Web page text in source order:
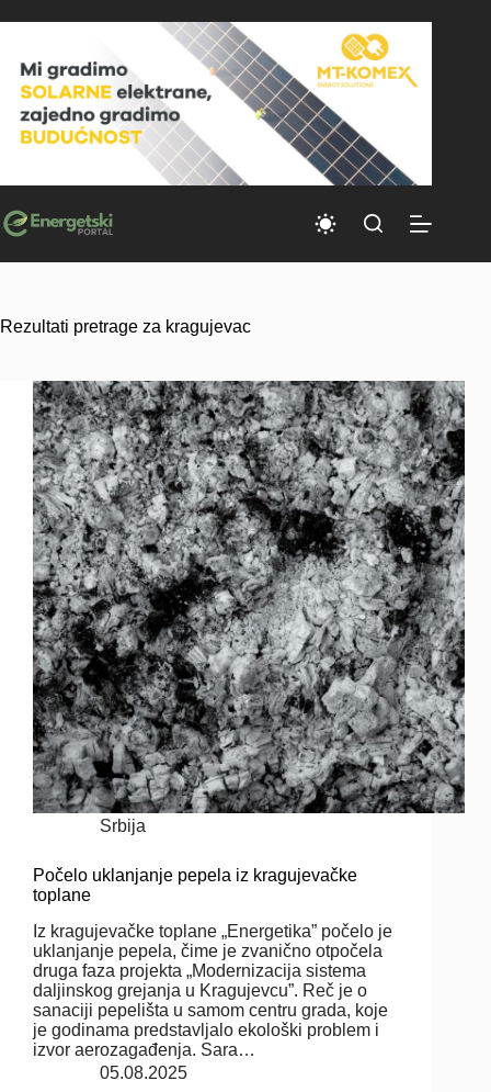
to
Rezultati pretrage za kragujevac
Srbija
Počelo uklanjanje pepela iz kragujevačke
toplane
Iz kragujevačke toplane „Energetika” počelo je
uklanjanje pepela, čime je zvanično otpočela
druga faza projekta „Modernizacija sistema
daljinskog grejanja u Kragujevcu”. Reč je o
sanaciji pepelišta u samom centru grada, koje
je godinama predstavljalo ekološki problem i
izvor aerozagađenja. Sara…
05.08.2025